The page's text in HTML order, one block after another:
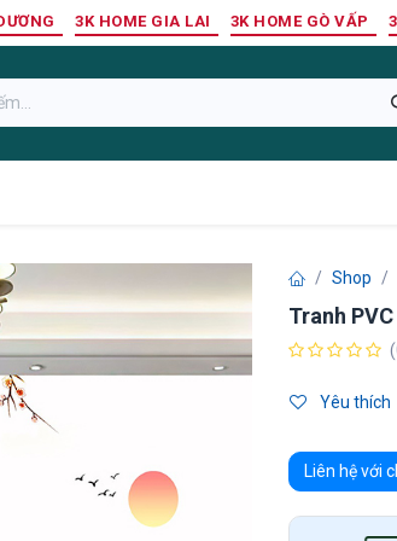
3K HOME GIA LAI 3K HOME GÒ VẤP
Shop
Tranh
Yêu thích
Liên hệ với